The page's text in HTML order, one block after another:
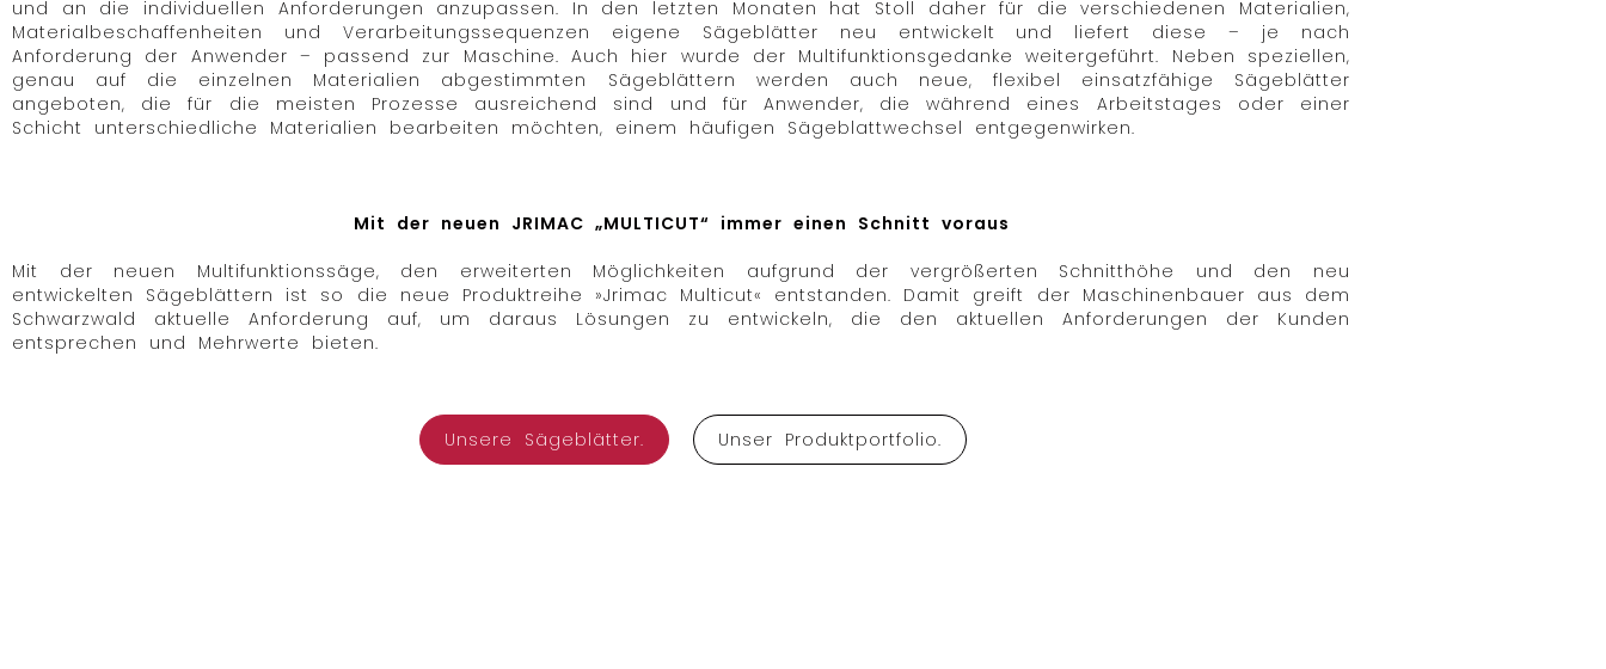
und an die individuellen Anforderungen anzupassen. In den letzten Monaten hat Stoll daher für die verschiedenen Materialien,
Materialbeschaffenheiten und Verarbeitungssequenzen eigene Sägeblätter neu entwickelt und liefert diese – je nach
Anforderung der Anwender – passend zur Maschine. Auch hier wurde der Multifunktionsgedanke weitergeführt. Neben speziellen,
genau auf die einzelnen Materialien abgestimmten Sägeblättern werden auch neue, flexibel einsatzfähige Sägeblätter
angeboten, die für die meisten Prozesse ausreichend sind und für Anwender, die während eines Arbeitstages oder einer
Schicht unterschiedliche Materialien bearbeiten möchten, einem häufigen Sägeblattwechsel entgegenwirken.
Mit der neuen JRIMAC „MULTICUT“ immer einen Schnitt voraus
Mit der neuen Multifunktionssäge, den erweiterten Möglichkeiten aufgrund der vergrößerten Schnitthöhe und den neu
entwickelten Sägeblättern ist so die neue Produktreihe »Jrimac Multicut« entstanden. Damit greift der Maschinenbauer aus dem
Schwarzwald aktuelle Anforderung auf, um daraus Lösungen zu entwickeln, die den aktuellen Anforderungen der Kunden
entsprechen und Mehrwerte bieten.
Unsere Sägeblätter. Unser Produktportfolio.